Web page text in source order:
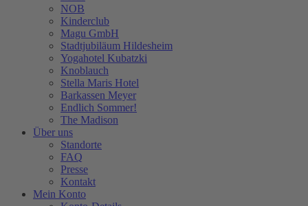
NOB
Kinderclub
Magu GmbH
Stadtjubiläum Hildesheim
Yogahotel Kubatzki
Knoblauch
Stella Maris Hotel
Barkassen Meyer
Endlich Sommer!
The Madison
Über uns
Standorte
FAQ
Presse
Kontakt
Mein Konto